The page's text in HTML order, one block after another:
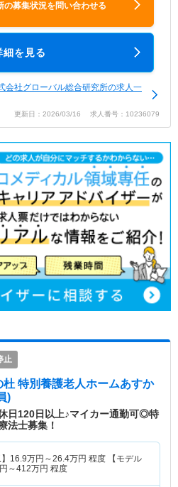
の募集状況を問い合わせる
細を見る
会社グローバル総合研究所の求人一
更新日：2026/03/16 求人番号：10236079
止
特別養護老人ホームあすか
)
日120日以上♪マイカー通勤可◎特
法士募集！
16.9万円～26.4万円 程度 【モデル
～412万円 程度